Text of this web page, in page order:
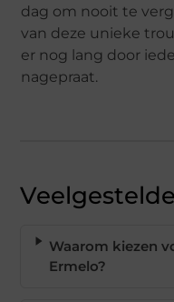
dag om nooit te
van deze unieke
er nog lang door
nagepraat.
Waarom kiezen
Ermelo?